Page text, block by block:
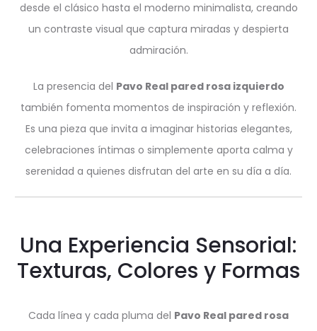
desde el clásico hasta el moderno minimalista, creando
un contraste visual que captura miradas y despierta
admiración.
La presencia del Pavo Real pared rosa izquierdo
también fomenta momentos de inspiración y reflexión.
Es una pieza que invita a imaginar historias elegantes,
celebraciones íntimas o simplemente aporta calma y
serenidad a quienes disfrutan del arte en su día a día.
Una Experiencia Sensorial:
Texturas, Colores y Formas
Cada línea y cada pluma del Pavo Real pared rosa